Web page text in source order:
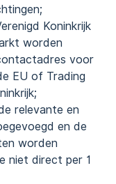
Koninkrijk
worden
voor
EU of Trading
relevante en
en de
worden
niet direct per 1